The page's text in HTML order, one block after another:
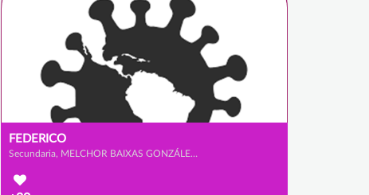
FEDERICO
Secundaria, MELCHOR BAIXAS GONZÁLEZ y ALEJANDRO SANZ CABRERIZO